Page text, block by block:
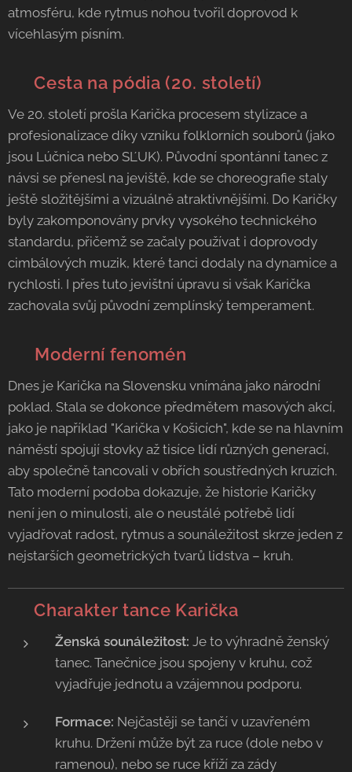
atmosféru, kde rytmus nohou tvořil doprovod k
vícehlasým písním.
🎻 Cesta na pódia (20. století)
Ve 20. století prošla Karička procesem stylizace a
profesionalizace díky vzniku folklorních souborů (jako
jsou Lúčnica nebo SĽUK). Původní spontánní tanec z
návsi se přenesl na jeviště, kde se choreografie staly
ještě složitějšími a vizuálně atraktivnějšími. Do Karičky
byly zakomponovány prvky vysokého technického
standardu, přičemž se začaly používat i doprovody
cimbálových muzik, které tanci dodaly na dynamice a
rychlosti. I přes tuto jevištní úpravu si však Karička
zachovala svůj původní zemplínský temperament.
Moderní fenomén
Dnes je Karička na Slovensku vnímána jako národní
poklad. Stala se dokonce předmětem masových akcí,
jako je například "Karička v Košicích", kde se na hlavním
náměstí spojují stovky až tisíce lidí různých generací,
aby společně tancovali v obřích soustředných kruzích.
Tato moderní podoba dokazuje, že historie Karičky
není jen o minulosti, ale o neustálé potřebě lidí
vyjadřovat radost, rytmus a sounáležitost skrze jeden z
nejstarších geometrických tvarů lidstva – kruh.
💃 Charakter tance Karička
Ženská sounáležitost: Je to výhradně ženský
tanec. Tanečnice jsou spojeny v kruhu, což
vyjadřuje jednotu a vzájemnou podporu.
Formace: Nejčastěji se tančí v uzavřeném
kruhu. Držení může být za ruce (dole nebo v
ramenou), nebo se ruce kříží za zády